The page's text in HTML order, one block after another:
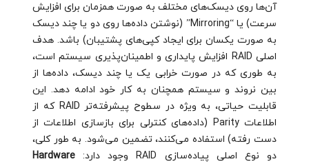
آن‌ها روی دیسک‌های مختلف به صورت همزمان برای افزایش
سرعت) یا “Mirroring” (نوشتن داده‌ها روی دو یا چند دیسک
به صورت یکسان برای ایجاد کپی‌های پشتیبان) باشد. هدف
اصلی RAID افزایش پایداری و اطمینان‌پذیری سیستم است،
به طوری که در صورت خرابی یک یا چند دیسک، داده‌ها از
بین نروند و سیستم همچنان به کار خود ادامه دهد. این
قابلیت حیاتی، به ویژه در سطوح پیشرفته‌تر RAID که از
اطلاعات Parity (داده‌های کنترلی برای بازسازی اطلاعات از
دست رفته) استفاده می‌کنند، تضمین می‌شود. به طور کلی،
دو نوع اصلی پیاده‌سازی RAID وجود دارد:
Hardware